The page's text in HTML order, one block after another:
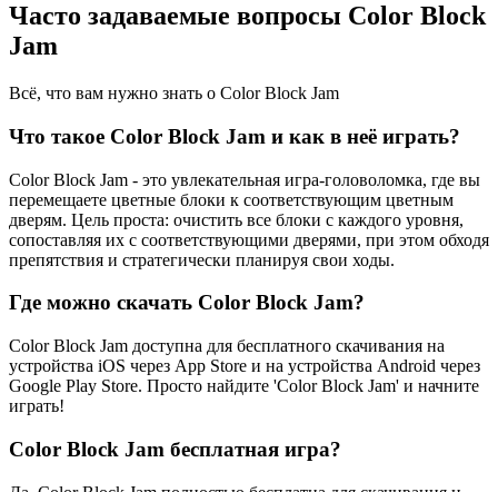
Часто задаваемые вопросы Color Block
Jam
Всё, что вам нужно знать о Color Block Jam
Что такое Color Block Jam и как в неё играть?
Color Block Jam - это увлекательная игра-головоломка, где вы
перемещаете цветные блоки к соответствующим цветным
дверям. Цель проста: очистить все блоки с каждого уровня,
сопоставляя их с соответствующими дверями, при этом обходя
препятствия и стратегически планируя свои ходы.
Где можно скачать Color Block Jam?
Color Block Jam доступна для бесплатного скачивания на
устройства iOS через App Store и на устройства Android через
Google Play Store. Просто найдите 'Color Block Jam' и начните
играть!
Color Block Jam бесплатная игра?